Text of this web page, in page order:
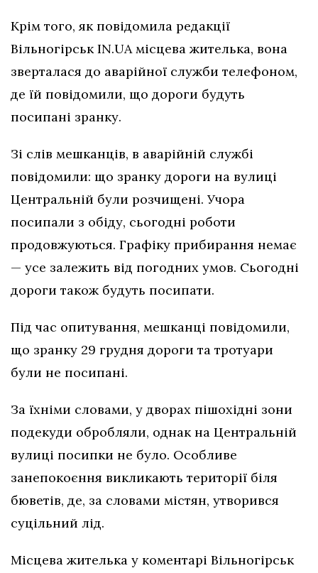
Крім того, як повідомила редакції
Вільногірськ IN.UA місцева жителька, вона
зверталася до аварійної служби телефоном,
де їй повідомили, що дороги будуть
посипані зранку.
Зі слів мешканців, в аварійній службі
повідомили: що зранку дороги на вулиці
Центральній були розчищені. Учора
посипали з обіду, сьогодні роботи
продовжуються. Графіку прибирання немає
— усе залежить від погодних умов. Сьогодні
дороги також будуть посипати.
Під час опитування, мешканці повідомили,
що зранку 29 грудня дороги та тротуари
були не посипані.
За їхніми словами, у дворах пішохідні зони
подекуди обробляли, однак на Центральній
вулиці посипки не було. Особливе
занепокоєння викликають території біля
бюветів, де, за словами містян, утворився
суцільний лід.
Місцева жителька у коментарі Вільногірськ